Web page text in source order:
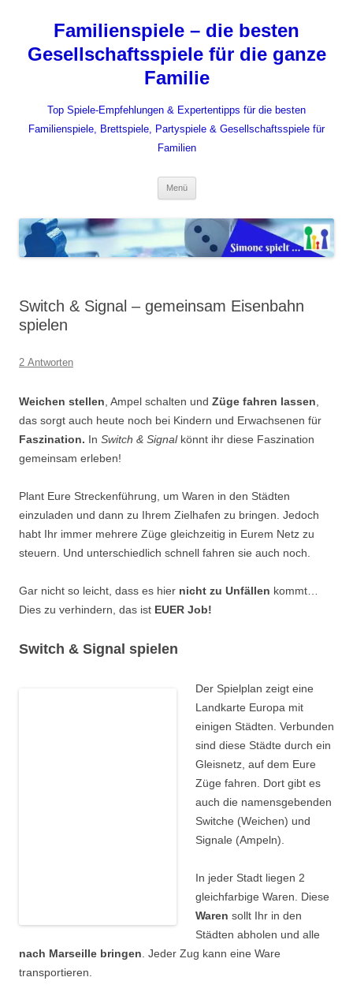
springenFamilienspiele – die besten
Gesellschaftsspiele für die ganze
Familie
Top Spiele-Empfehlungen & Expertentipps für die besten
Familienspiele, Brettspiele, Partyspiele & Gesellschaftsspiele für
Familien
Menü
Switch & Signal – gemeinsam Eisenbahn
spielen
2 Antworten
Weichen stellen, Ampel schalten und Züge fahren lassen,
das sorgt auch heute noch bei Kindern und Erwachsenen für
Faszination. In Switch & Signalkönnt ihr diese Faszination
gemeinsam erleben!
Plant Eure Streckenführung, um Waren in den Städten
einzuladen und dann zu Ihrem Zielhafen zu bringen. Jedoch
habt Ihr immer mehrere Züge gleichzeitig in Eurem Netz zu
steuern. Und unterschiedlich schnell fahren sie auch noch.
Gar nicht so leicht, dass es hier nicht zu Unfällen kommt…
Dies zu verhindern, das ist EUER Job!
Switch & Signal spielen
Der Spielplan zeigt eine
Landkarte Europa mit
einigen Städten. Verbunden
sind diese Städte durch ein
Gleisnetz, auf dem Eure
Züge fahren. Dort gibt es
auch die namensgebenden
Switche (Weichen) und
Signale (Ampeln).
In jeder Stadt liegen 2
gleichfarbige Waren. Diese
Waren sollt Ihr in den
Städten abholen und alle
nach Marseille bringen. Jeder Zug kann eine Ware
transportieren.